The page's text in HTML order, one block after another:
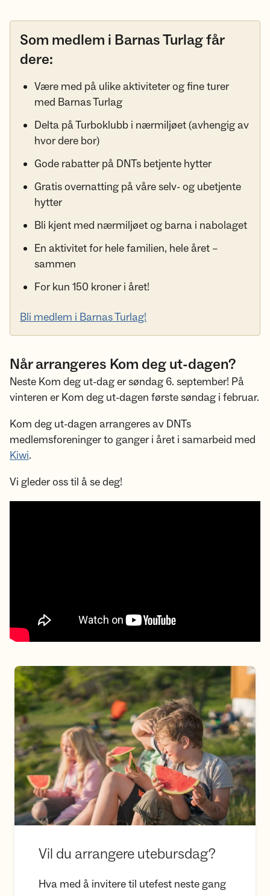
Som medlem i Barnas Turlag får
dere:
Være med på ulike aktiviteter og fine turer
med Barnas Turlag
Delta på Turboklubb i nærmiljøet (avhengig av
hvor dere bor)
Gode rabatter på DNTs betjente hytter
Gratis overnatting på våre selv- og ubetjente
hytter
Bli kjent med nærmiljøet og barna i nabolaget
En aktivitet for hele familien, hele året –
sammen
For kun 150 kroner i året!
Bli medlem i Barnas Turlag!
Når arrangeres Kom deg ut-dagen?
Neste Kom deg ut-dag er søndag 6. september! På
vinteren er Kom deg ut-dagen første søndag i februar.
Kom deg ut-dagen arrangeres av DNTs
medlemsforeninger to ganger i året i samarbeid med
Kiwi.
Vi gleder oss til å se deg!
Vil du arrangere utebursdag?
Vil du arrangere utebursdag?
Hva med å invitere til utefest neste gang